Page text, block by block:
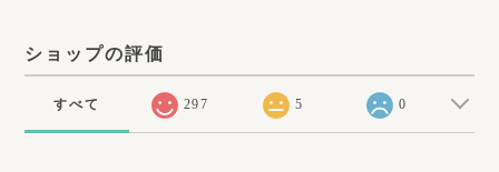
ショップの評価
すべて 297 5 0